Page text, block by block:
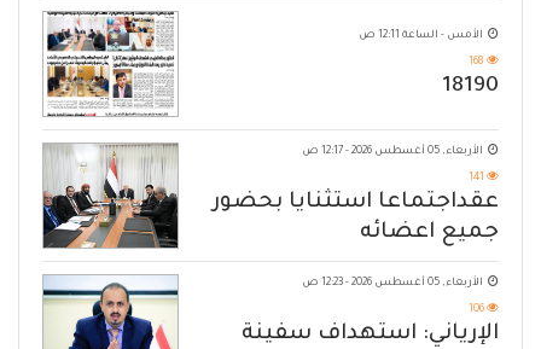
الأمس - الساعة 12:11 ص
168
18190
الأربعاء, 05 أغسطس 2026 - 12:17 ص
141
عقداجتماعا استثنايا بحضور
جميع اعضائه
الأربعاء, 05 أغسطس 2026 - 12:23 ص
106
الإرياني: استهداف سفينة